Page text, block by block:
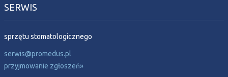
SERWIS
sprzętu stomatologicznego
serwis@promedus.pl
przyjmowanie zgłoszeń»